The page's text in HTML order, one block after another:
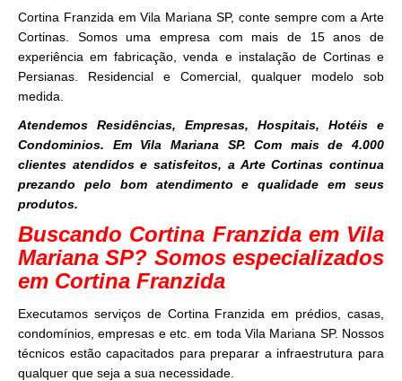
Cortina Franzida em Vila Mariana SP, conte sempre com a Arte
Cortinas. Somos uma empresa com mais de 15 anos de
experiência em fabricação, venda e instalação de Cortinas e
Persianas. Residencial e Comercial, qualquer modelo sob
medida.
Atendemos Residências, Empresas, Hospitais, Hotéis e
Condominios. Em Vila Mariana SP. Com mais de 4.000
clientes atendidos e satisfeitos, a Arte Cortinas continua
prezando pelo bom atendimento e qualidade em seus
produtos.
Buscando Cortina Franzida em Vila
Mariana SP? Somos especializados
em Cortina Franzida
Executamos serviços de Cortina Franzida em prédios, casas,
condomínios, empresas e etc. em toda Vila Mariana SP. Nossos
técnicos estão capacitados para preparar a infraestrutura para
qualquer que seja a sua necessidade.